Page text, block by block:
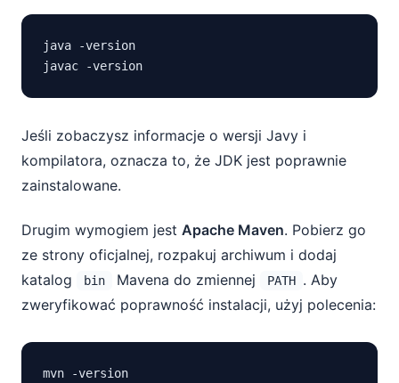
java -version
Jeśli zobaczysz informacje o wersji Javy i
kompilatora, oznacza to, że JDK jest poprawnie
zainstalowane.
Drugim wymogiem jest Apache Maven. Pobierz go
ze strony oficjalnej, rozpakuj archiwum i dodaj
katalog
bin Mavena do zmiennej PATH . Aby
zweryfikować poprawność instalacji, użyj polecenia: